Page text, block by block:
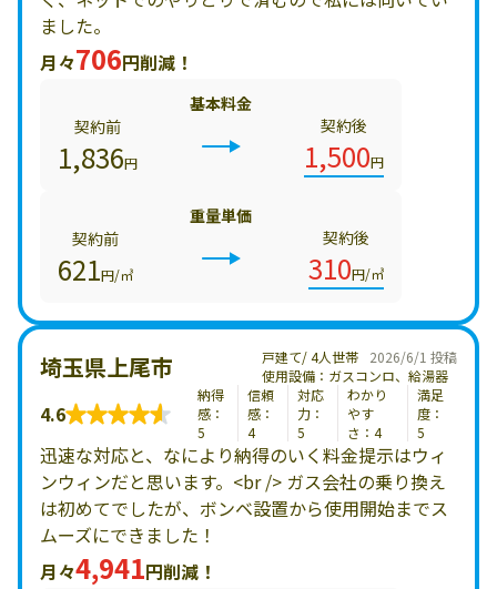
ました。
月々706円削減！
基本料金
契約前
1,836円
契約後
1,500円
重量単価
契約前
621円/㎥
契約後
310円/㎥
2026/6/1 投稿
埼玉県上尾市
戸建て/ 4人世帯
使用設備：ガスコンロ、給湯器
4.6
納得
感：
5
信頼
感：
4
対応
力：
5
わかり
やす
さ：4
満足
度：
5
迅速な対応と、なにより納得のいく料金提示はウィ
ンウィンだと思います。<br /> ガス会社の乗り換え
は初めてでしたが、ボンベ設置から使用開始までス
ムーズにできました！
月々4,941円削減！